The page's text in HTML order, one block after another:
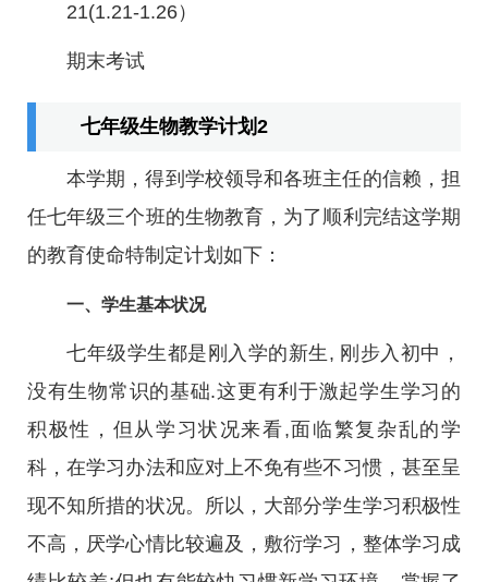
21(1.21-1.26）
期末考试
七年级生物教学计划2
本学期，得到学校领导和各班主任的信赖，担
任七年级三个班的生物教育，为了顺利完结这学期
的教育使命特制定计划如下：
一、学生基本状况
七年级学生都是刚入学的新生, 刚步入初中，
没有生物常识的基础.这更有利于激起学生学习的
积极性，但从学习状况来看,面临繁复杂乱的学
科，在学习办法和应对上不免有些不习惯，甚至呈
现不知所措的状况。所以，大部分学生学习积极性
不高，厌学心情比较遍及，敷衍学习，整体学习成